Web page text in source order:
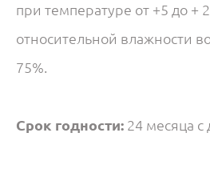
при температуре от +5 до +
относительной влажности
75%.
Срок годности: 24 месяца с